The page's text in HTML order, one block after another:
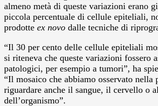
almeno metà di queste variazioni erano
piccola percentuale di cellule epiteliali,
prodotte ex novo dalle tecniche di
“Il 30 per cento delle cellule epiteliali
si riteneva che queste variazioni fossero
patologici, per esempio a tumori”, ha
“Il mosaico che abbiamo osservato nella
riguardare anche il sangue, il cervello o
dell’organismo”.